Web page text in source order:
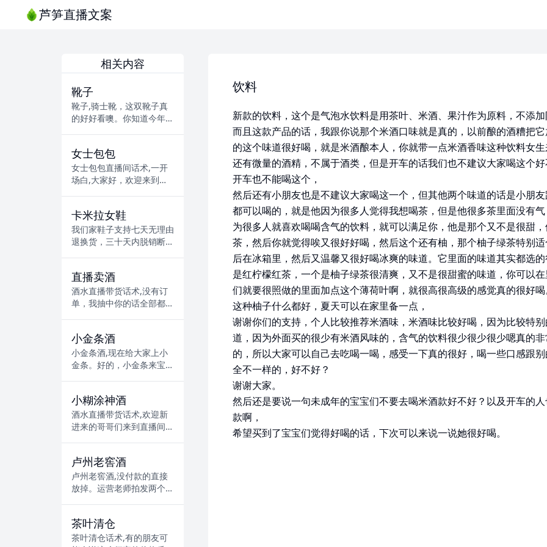
芦笋直播文案
相关内容
靴子
靴子,骑士靴，这双靴子真
的好好看噢。你知道今年很
是就是那个膝盖下面，因为
有一些比如有...
女士包包
女士包包直播间话术,一开
场白,大家好，欢迎来到我
这里与大家相聚。女士包
包,作为时尚...
卡米拉女鞋
我们家鞋子支持七天无理由
退换货，三十天内脱销断底
着舒心。鞋子收到了，如果
跟主播买的...
直播卖酒
酒水直播带货话术,没有订
单，我抽中你的话全部都重
倒计时了来，还有几分钟还
有两分钟一...
小金条酒
小金条酒,现在给大家上小
金条。好的，小金条来宝宝
京东查了是的，现场查就行
了，自己去...
小糊涂神酒
酒水直播带货话术,欢迎新
进来的哥哥们来到直播间，
没错，块钱一瓶，我还说少
了，你看我...
卢州老窖酒
卢州老窖酒,没付款的直接
放掉。运营老师拍发两个礼
曲的下一款我说了来先把这
个买到。这...
茶叶清仓
茶叶清仓话术,有的朋友可
饮料
新款的饮料，这个是气泡水饮料是用茶叶、米酒、果汁作为原料，不添
而且这款产品的话，我跟你说那个米酒口味就是真的，以前酿的酒糟把
的这个味道很好喝，就是米酒酿本人，你就带一点米酒香味这种饮料女
还有微量的酒精，不属于酒类，但是开车的话我们也不建议大家喝这个
开车也不能喝这个，
然后还有小朋友也是不建议大家喝这一个，但其他两个味道的话是小朋
都可以喝的，就是他因为很多人觉得我想喝茶，但是他很多茶里面没有
为很多人就喜欢喝喝含气的饮料，就可以满足你，他是那个又不是很甜
茶，然后你就觉得唉又很好好喝，然后这个还有柚，那个柚子绿茶特别
后在冰箱里，然后又温馨又很好喝冰爽的味道。它里面的味道其实都选
是红柠檬红茶，一个是柚子绿茶很清爽，又不是很甜蜜的味道，你可以
们就要很照做的里面加点这个薄荷叶啊，就很高很高级的感觉真的很好
这种柚子什么都好，夏天可以在家里备一点，
谢谢你们的支持，个人比较推荐米酒味，米酒味比较好喝，因为比较特
道，因为外面买的很少有米酒风味的，含气的饮料很少很少很少嗯真的
的，所以大家可以自己去吃喝一喝，感受一下真的很好，喝一些口感跟
全不一样的，好不好？
谢谢大家。
然后还是要说一句未成年的宝宝们不要去喝米酒款好不好？以及开车的
款啊，
希望买到了宝宝们觉得好喝的话，下次可以来说一说她很好喝。